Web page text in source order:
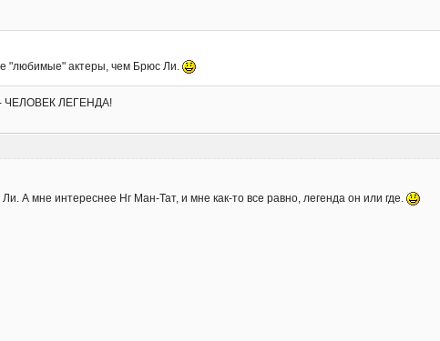
"любимые" актеры, чем Брюс Ли.
- ЧЕЛОВЕК ЛЕГЕНДА!
А мне интереснее Нг Ман-Тат, и мне как-то все равно, легенда он или где.